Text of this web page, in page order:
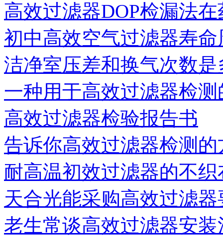
高效过滤器DOP检漏法
初中高效空气过滤器寿
洁净室压差和换气次数是
一种用于高效过滤器检
高效过滤器检验报告书
告诉你高效过滤器检测的
耐高温初效过滤器的不
天合光能采购高效过滤器
老生常谈高效过滤器安